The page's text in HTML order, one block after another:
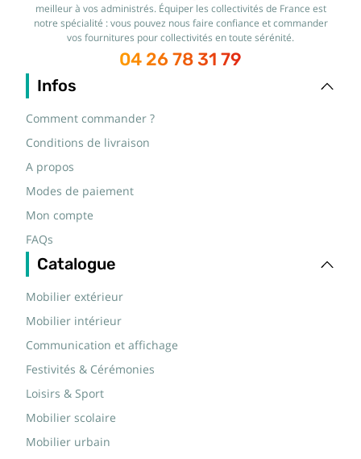
meilleur à vos administrés. Équiper les collectivités de France est
notre spécialité : vous pouvez nous faire confiance et commander
vos fournitures pour collectivités en toute sérénité.
04 26 78 31 79
Infos
Comment commander ?
Conditions de livraison
A propos
Modes de paiement
Mon compte
FAQs
Catalogue
Mobilier extérieur
Mobilier intérieur
Communication et affichage
Festivités & Cérémonies
Loisirs & Sport
Mobilier scolaire
Mobilier urbain